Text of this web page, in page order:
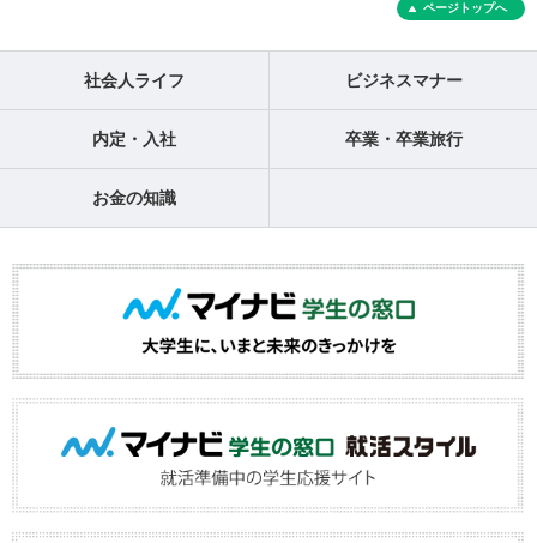
ページトップへ
社会人ライフ ビジネスマナー
内定・入社 卒業・卒業旅行
お金の知識